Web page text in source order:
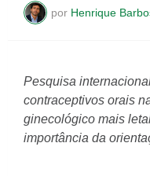
por Henrique
Pesquisa
contraceptivos orais
ginecológico mais
importância da